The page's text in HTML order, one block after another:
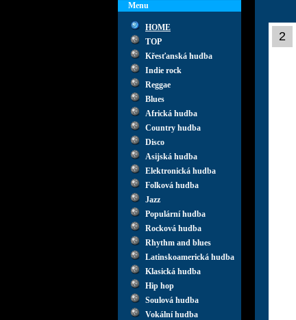
Menu
HOME
TOP
Křesťanská hudba
Indie rock
Reggae
Blues
Africká hudba
Country hudba
Disco
Asijská hudba
Elektronická hudba
Folková hudba
Jazz
Populární hudba
Rocková hudba
Rhythm and blues
Latinskoamerická hudba
Klasická hudba
Hip hop
Soulová hudba
Vokální hudba
2